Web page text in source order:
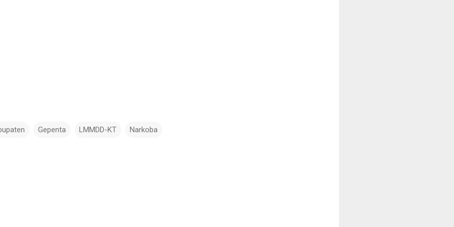
Gepenta LMMDD-KT Narkoba